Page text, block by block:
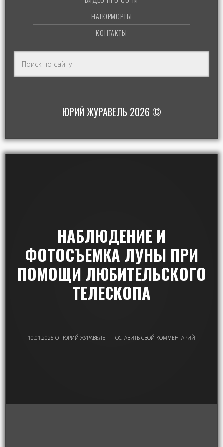
НАТЮРМОРТЫ
КОНТАКТЫ
ЮРИЙ ЖУРАВЕЛЬ 2026 ©
НАБЛЮДЕНИЕ И
ФОТОСЪЕМКА ЛУНЫ ПРИ
ПОМОЩИ ЛЮБИТЕЛЬСКОГО
ТЕЛЕСКОПА
10.01.2025 ОТ ЮРИЙ ЖУРАВЕЛЬ ОСТАВИТЬ СВОЙ КОММЕНТАРИЙ